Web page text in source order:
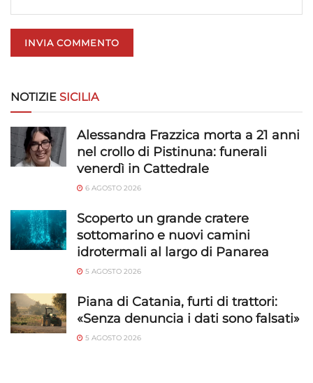
NOTIZIE SICILIA
Alessandra Frazzica morta a 21 anni
nel crollo di Pistinuna: funerali
venerdì in Cattedrale
6 AGOSTO 2026
Scoperto un grande cratere
sottomarino e nuovi camini
idrotermali al largo di Panarea
5 AGOSTO 2026
Piana di Catania, furti di trattori:
«Senza denuncia i dati sono falsati»
5 AGOSTO 2026